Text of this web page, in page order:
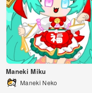
Maneki Miku
Maneki Neko